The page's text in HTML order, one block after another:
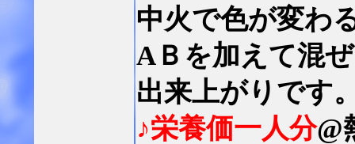
中火で色が変わ
AＢを加えて混
出来上がりです
♪栄養価一人分@